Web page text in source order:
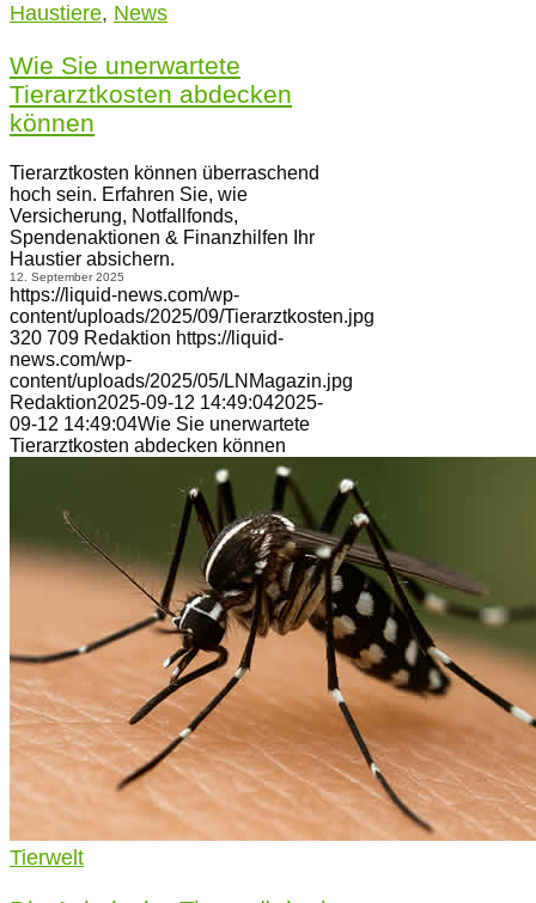
Haustiere, News
Wie Sie unerwartete
Tierarztkosten abdecken
können
Tierarztkosten können überraschend
hoch sein. Erfahren Sie, wie
Versicherung, Notfallfonds,
Spendenaktionen & Finanzhilfen Ihr
Haustier absichern.
12. September 2025
https://liquid-news.com/wp-
content/uploads/2025/09/Tierarztkosten.jpg
320 709 Redaktion https://liquid-
news.com/wp-
content/uploads/2025/05/LNMagazin.jpg
Redaktion2025-09-12 14:49:042025-
09-12 14:49:04Wie Sie unerwartete
Tierarztkosten abdecken können
Tierwelt